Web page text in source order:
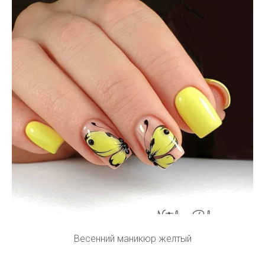
Весенний маникюр желтый